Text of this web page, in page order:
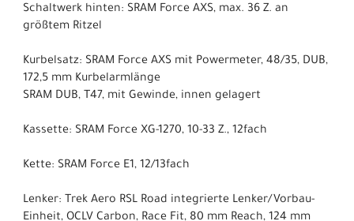
Schaltwerk hinten: SRAM Force AXS, max. 36 Z. an
größtem Ritzel
Kurbelsatz: SRAM Force AXS mit Powermeter, 48/35, DUB,
172,5 mm Kurbelarmlänge
SRAM DUB, T47, mit Gewinde, innen gelagert
Kassette: SRAM Force XG-1270, 10-33 Z., 12fach
Kette: SRAM Force E1, 12/13fach
Lenker: Trek Aero RSL Road integrierte Lenker/Vorbau-
Einheit, OCLV Carbon, Race Fit, 80 mm Reach, 124 mm